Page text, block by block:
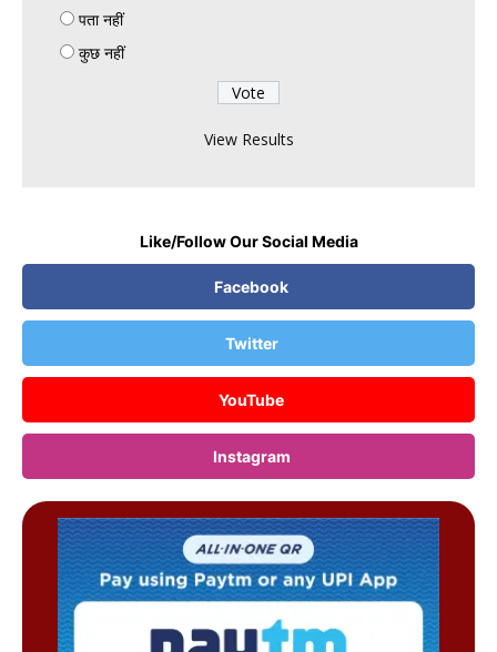
पता नहीं
कुछ नहीं
View Results
Like/Follow Our Social Media
Facebook
Twitter
YouTube
Instagram